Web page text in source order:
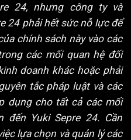
24, nhưng công ty và
24 phải hết sức nỗ lực để
chính sách này vào các
các mối quan hệ đối
doanh khác hoặc phải
tắc pháp luật và các
dụng cho tất cả các mối
đến Yuki Sepre 24. Cần
lựa chọn và quản lý các